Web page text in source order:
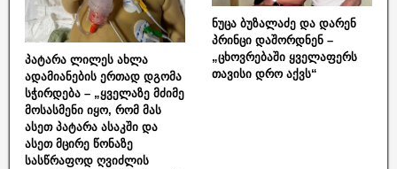
პატარა ლილეს ახლა
ადამიანების ერთად დგომა
სჭირდება – „ყველაზე მძიმე
მოსასმენი იყო, რომ მას
ასეთ პატარა ასაკში და
ასეთ მცირე წონაზე
სასწრაფოდ ღვიძლის
ნუცა ბუზალაძე და დარენ
პრინცი დაშორდნენ –
„ცხოვრებაში ყველაფერს
თავისი დრო აქვს“